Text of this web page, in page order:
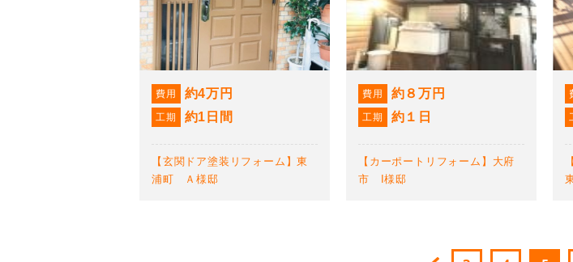
費用 約4万円
工期 約1日間
【玄関ドア塗装リフォーム】東
浦町 Ａ様邸
費用 約８万円
工期 約１日
【カーポートリフォーム】大府
市 I様邸